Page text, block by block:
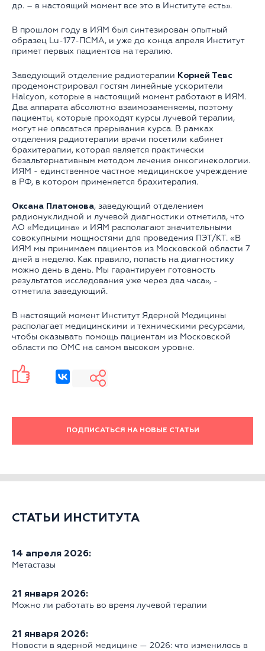
др. – в настоящий момент все это в Институте есть».
В прошлом году в ИЯМ был синтезирован опытный
образец Lu-177-ПСМА, и уже до конца апреля Институт
примет первых пациентов на терапию.
Заведующий отделение радиотерапии Корней Тевс
продемонстрировал гостям линейные ускорители
Halcyon, которые в настоящий момент работают в ИЯМ.
Два аппарата абсолютно взаимозаменяемы, поэтому
пациенты, которые проходят курсы лучевой терапии,
могут не опасаться прерывания курса. В рамках
отделения радиотерапии врачи посетили кабинет
брахитерапии, которая является практически
безальтернативным методом лечения онкогинекологии.
ИЯМ - единственное частное медицинское учреждение
в РФ, в котором применяется брахитерапия.
Оксана Платонова, заведующий отделением
радионуклидной и лучевой диагностики отметила, что
АО «Медицина» и ИЯМ располагают значительными
совокупными мощностями для проведения ПЭТ/КТ. «В
ИЯМ мы принимаем пациентов из Московской области 7
дней в неделю. Как правило, попасть на диагностику
можно день в день. Мы гарантируем готовность
результатов исследования уже через два часа», -
отметила заведующий.
В настоящий момент Институт Ядерной Медицины
располагает медицинскими и техническими ресурсами,
чтобы оказывать помощь пациентам из Московской
области по ОМС на самом высоком уровне.
ПОДПИСАТЬСЯ НА НОВЫЕ СТАТЬИ
СТАТЬИ ИНСТИТУТА
14 апреля 2026:
Метастазы
21 января 2026:
Можно ли работать во время лучевой терапии
21 января 2026:
Новости в ядерной медицине — 2026: что изменилось в